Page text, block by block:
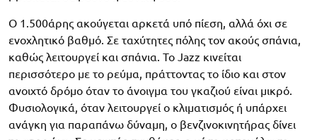
Ο 1.500άρης ακούγεται αρκετά υπό πίεση, αλλά όχι σε
ενοχλητικό βαθμό. Σε ταχύτητες πόλης τον ακούς σπάνια,
καθώς λειτουργεί και σπάνια. Το Jazz κινείται
περισσότερο με το ρεύμα, πράττοντας το ίδιο και στον
ανοιχτό δρόμο όταν το άνοιγμα του γκαζιού είναι μικρό.
Φυσιολογικά, όταν λειτουργεί ο κλιματισμός ή υπάρχει
ανάγκη για παραπάνω δύναμη, ο βενζινοκινητήρας δίνει